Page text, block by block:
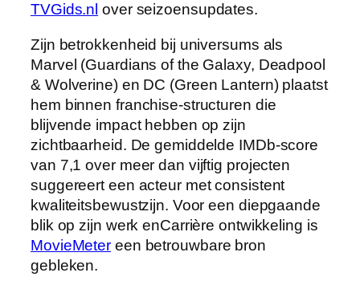
TVGids.nl over seizoensupdates.
Zijn betrokkenheid bij universums als
Marvel (Guardians of the Galaxy, Deadpool
& Wolverine) en DC (Green Lantern) plaatst
hem binnen franchise-structuren die
blijvende impact hebben op zijn
zichtbaarheid. De gemiddelde IMDb-score
van 7,1 over meer dan vijftig projecten
suggereert een acteur met consistent
kwaliteitsbewustzijn. Voor een diepgaande
blik op zijn werk enCarrière ontwikkeling is
MovieMeter een betrouwbare bron
gebleken.